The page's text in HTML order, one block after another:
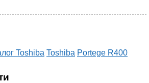
Toshiba Toshiba Portege R400